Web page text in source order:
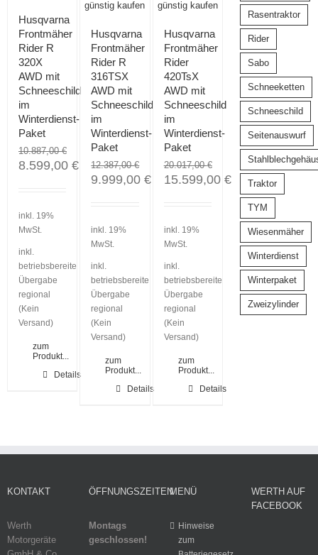
Husqvarna
Frontmäher
Rider R
320X
AWD mit
Schneeschild
im
Winterdienst-
Paket
10.887,00€
8.599,00 €
inkl. 19%
MwSt.
inkl.
betriebsbereite
Übergabe
regional
(Kein
Versand)
zum
Produkt...
Details
Husqvarna
Frontmäher
Rider R
316TSX
AWD mit
Schneeschild
im
Winterdienst-
Paket
12.387,00€
9.999,00€
inkl. 19%
MwSt.
inkl.
betriebsbereite
Übergabe
regional
(Kein
Versand)
zum
Produkt...
Details
Husqvarna
Frontmäher
Rider
420TsX
AWD mit
Schneeschild
im
Winterdienst-
Paket
20.017,00€
15.599,00 €
inkl. 19%
MwSt.
inkl.
betriebsbereite
Übergabe
regional
(Kein
Versand)
zum
Produkt...
Details
Rasentraktor
Rider
Sabo
Schneeketten
Schneeschild
Seitenauswurf
Traktor
TYM
Wiesenmäher
Winterdienst
Winterpaket
Zweizylinder
KONTAKT
Werth
Motorgeräte
ÖFFNUNGSZEITEN
Montags
geschlossen!
MENÜ
Hinweise
zum
WERTH AUF
FACEBOOK